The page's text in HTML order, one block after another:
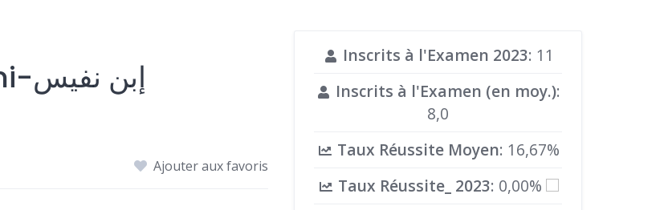
École Ibn Nafis Zahrouni-إبن نفيس
Ajouter aux favoris
Inscrits à l'Examen 2023: 11
Inscrits à l'Examen (en moy.):
8,0
Taux Réussite Moyen: 16,67%
Taux Réussite_ 2023: 0,00%